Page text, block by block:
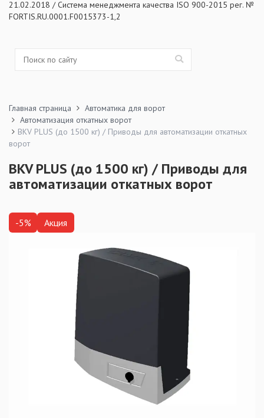
21.02.2018 / Система менеджмента качества ISO 900-2015 рег. №
FORTIS.RU.0001.F0015373-1,2
Главная страница
Автоматика для ворот
Автоматизация откатных ворот
BKV PLUS (до 1500 кг) / Приводы для автоматизации откатных
ворот
BKV PLUS (до 1500 кг) / Приводы для
автоматизации откатных ворот
-5% Акция